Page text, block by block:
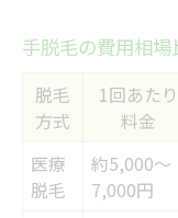
手脱毛の費用相場
脱毛
方式
1回あたり
料金
医療
脱毛
約5,000〜
7,000円